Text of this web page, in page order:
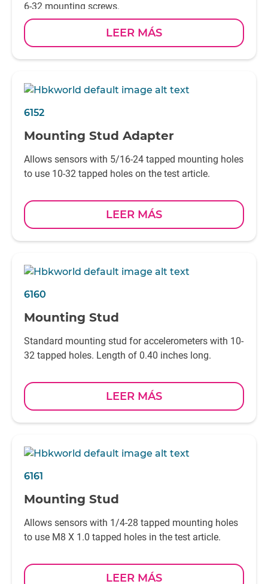
6-32 mounting screws.
LEER MÁS
6152
Mounting Stud Adapter
Allows sensors with 5/16-24 tapped mounting holes
to use 10-32 tapped holes on the test article.
LEER MÁS
6160
Mounting Stud
Standard mounting stud for accelerometers with 10-
32 tapped holes. Length of 0.40 inches long.
LEER MÁS
6161
Mounting Stud
Allows sensors with 1/4-28 tapped mounting holes
to use M8 X 1.0 tapped holes in the test article.
LEER MÁS